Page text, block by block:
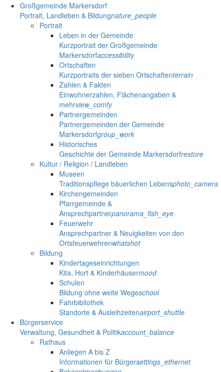
Großgemeinde Markersdorf
Portrait, Landleben & Bildungnature_people
Portrait
Leben in der Gemeinde
Kurzportrait der Großgemeinde
Markersdorfaccessibility
Ortschaften
Kurzportraits der sieben Ortschaftenterrain
Zahlen & Fakten
Einwohnerzahlen, Flächenangaben &
mehrview_comfy
Partnergemeinden
Partnergemeinden der Gemeinde
Markersdorfgroup_work
Historisches
Geschichte der Gemeinde Markersdorfrestore
Kultur / Religion / Landleben
Museen
Traditionspflege bäuerlichen Lebensphoto_camera
Kirchengemeinden
Pfarrgemeinde &
Ansprechpartnerpanorama_fish_eye
Feuerwehr
Ansprechpartner & Neuigkeiten von den
Ortsfeuerwehrenwhatshot
Bildung
Kindertageseinrichtungen
Kita, Hort & Kinderhäusermood
Schulen
Bildung ohne weite Wegeschool
Fahrbibliothek
Standorte & Ausleihzeitenairport_shuttle
Bürgerservice
Verwaltung, Gesundheit & Politikaccount_balance
Rathaus
Anliegen A bis Z
Informationen für Bürgersettings_ethernet